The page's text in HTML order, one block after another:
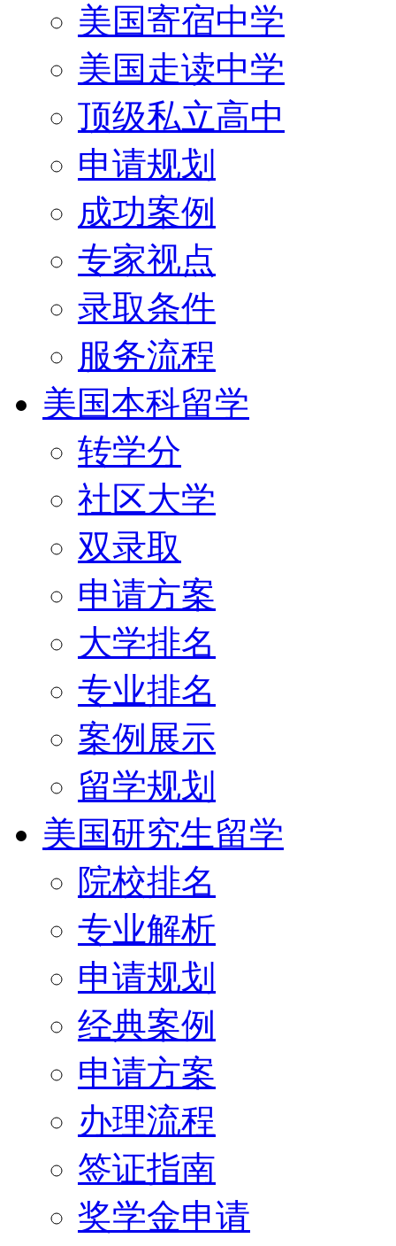
美国寄宿中学
美国走读中学
顶级私立高中
申请规划
成功案例
专家视点
录取条件
服务流程
美国本科留学
转学分
社区大学
双录取
申请方案
大学排名
专业排名
案例展示
留学规划
美国研究生留学
院校排名
专业解析
申请规划
经典案例
申请方案
办理流程
签证指南
奖学金申请